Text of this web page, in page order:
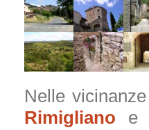
Nelle
Rimigliano e